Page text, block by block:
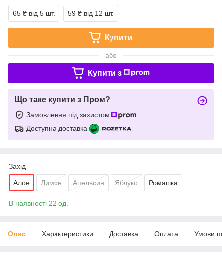
65 ₴ від 5 шт. 59 ₴ від 12 шт.
Купити
або
Купити з
Що таке купити з Пром?
Замовлення під захистом
Доступна доставка
Захід
Алое Лимон Апельсин Яблуко Ромашка
В наявності 22 од.
Опис Характеристики Доставка Оплата Умови